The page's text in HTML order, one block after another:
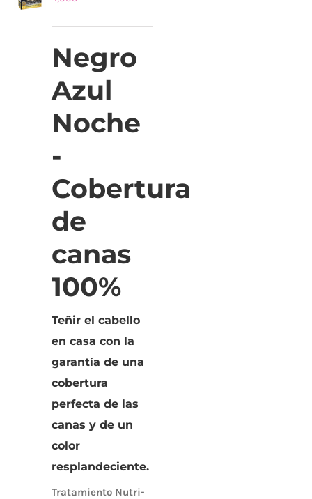
Negro
Azul
Noche
-
Cobertura
de
canas
100%
Teñir el cabello
en casa con la
garantía de una
cobertura
perfecta de las
canas y de un
color
resplandeciente.
Tratamiento Nutri-